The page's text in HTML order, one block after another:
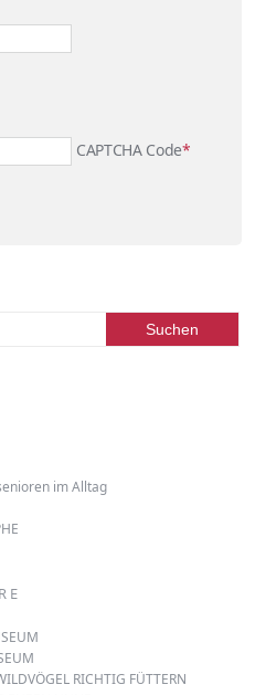
CAPTCHA Code*
im Alltag
RICHTIG FÜTTERN